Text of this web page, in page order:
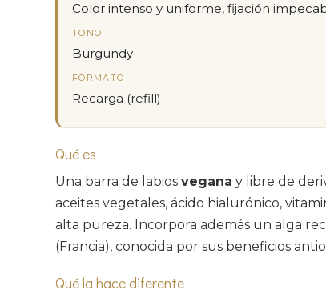
Color intenso y uniforme, fijación
TONO
Burgundy
FORMATO
Recarga (refill)
Qué es
Una barra de labios vegana y libre de
aceites vegetales, ácido hialurónico,
alta pureza. Incorpora además un alga
(Francia), conocida por sus beneficios
Qué la hace diferente